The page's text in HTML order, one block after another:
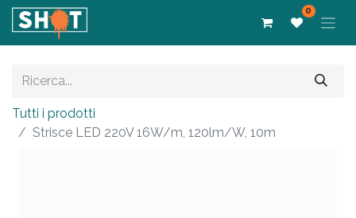
0
Tutti i prodotti
Strisce LED 220V 16W/m, 120lm/W, 10m